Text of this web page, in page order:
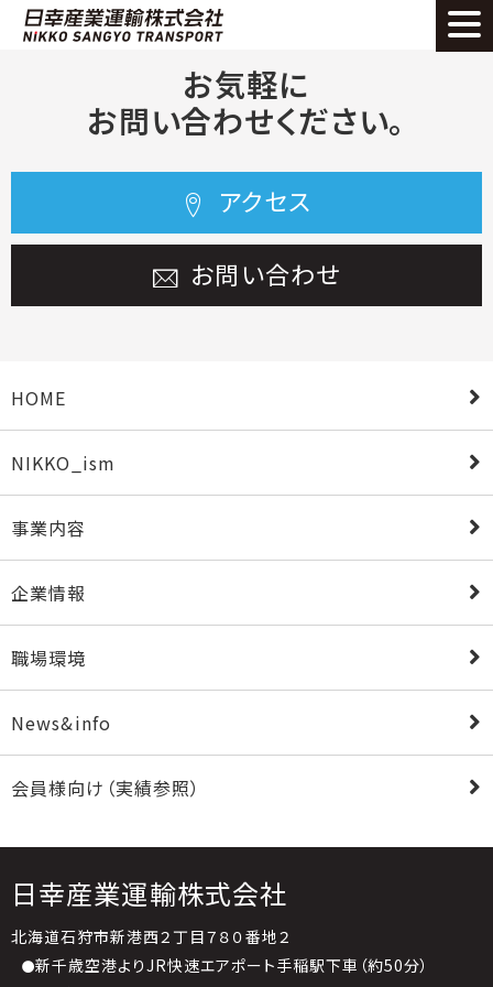
お気軽に
お問い合わせください。
アクセス
お問い合わせ
HOME
NIKKO_ism
事業内容
企業情報
職場環境
News&info
会員様向け（実績参照）
日幸産業運輸株式会社
北海道石狩市新港西２丁目７８０番地２
新千歳空港よりJR快速エアポート手稲駅下車（約50分）